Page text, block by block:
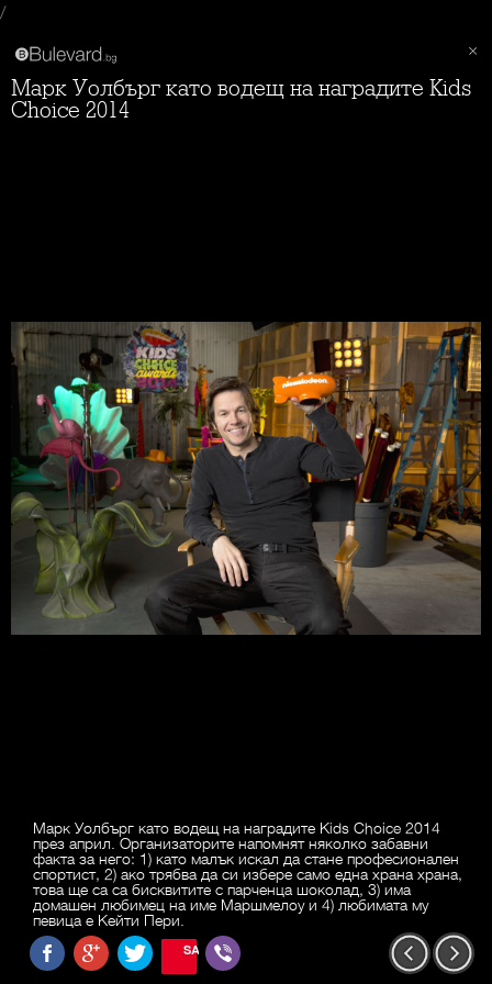
/
Марк Уолбърг като водещ на наградите Kids
Choice 2014
Марк Уолбърг като водещ на наградите Kids Choice 2014
през април. Организаторите напомнят няколко забавни
факта за него: 1) като малък искал да стане професионален
спортист, 2) ако трябва да си избере само една храна храна,
това ще са са бисквитите с парченца шоколад, 3) има
домашен любимец на име Маршмелоу и 4) любимата му
певица е Кейти Пери.
SAVE